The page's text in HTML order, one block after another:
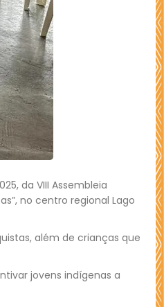
da VIII Assembleia
no centro regional Lago
além de crianças que
jovens indígenas a